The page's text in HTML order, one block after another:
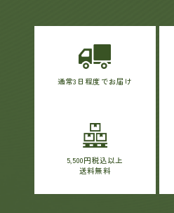
通常3日程度でお届け
5,500円税込以上
送料無料